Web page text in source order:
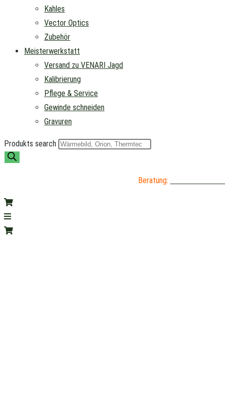
Kahles
Vector Optics
Zubehör
Meisterwerkstatt
Versand zu VENARI Jagd
Kalibrierung
Pflege & Service
Gewinde schneiden
Gravuren
Produkts search
Beratung: